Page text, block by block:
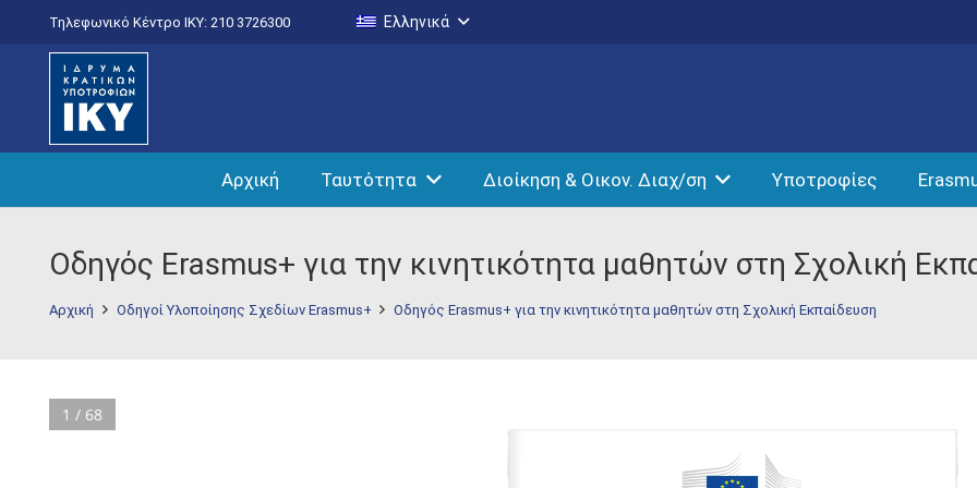
Τηλεφωνικό Κέντρο IKY: 210 3726300 Ελληνικά
Αρχική Ταυτότητα Διοίκηση & Οικον. Διαχ/ση Υποτροφίες
Οδηγός Erasmus+ για την κινητικότητα μαθητών στη Σχολική
Αρχική Οδηγοί Υλοποίησης Σχεδίων Erasmus+ Οδηγός Erasmus+ για την κινητικότητα μαθητών στη Σχολική Εκπαίδευση
1 / 68